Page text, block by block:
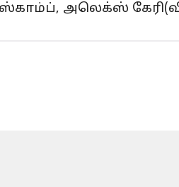
அலெக்ஸ்